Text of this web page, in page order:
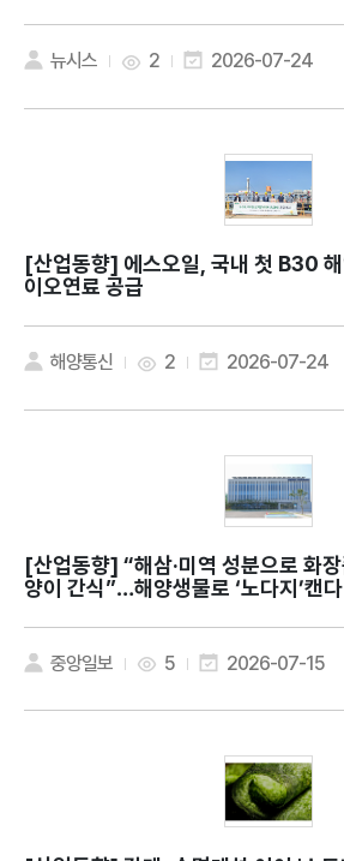
뉴시스 2 2026-07-24
[산업동향]
이오연료 공급
해양통신 2 2026-07-24
[산업동향]
양이 간식”…해양생물로 ‘노다지’캔다
중앙일보 5 2026-07-15